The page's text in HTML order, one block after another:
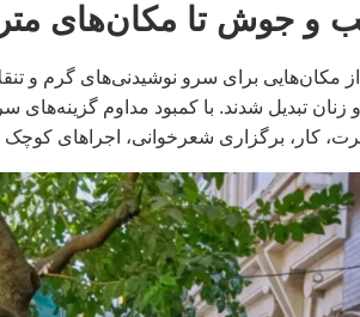
و جوش تا مکان‌های
مکان‌هایی برای سرو نوشیدنی‌های گرم و
تبدیل شدند. با کمبود مداوم
کار، برگزاری شعرخوانی، اجراهای